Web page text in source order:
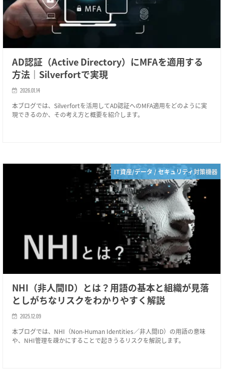
AD認証（Active Directory）にMFAを適用する
方法｜Silverfortで実現
2026.01.14
本ブログでは、Silverfortを活用してAD認証へのMFA適用をどのように実
現できるのか、その考え方と概要を紹介します。
IT資産/データ / セキュリティ対策機器
NHI（非人間ID）とは？用語の基本と組織が見落
としがちなリスクをわかりやすく解説
2025.12.09
本ブログでは、NHI（Non-Human Identities／非人間ID）の用語の意味
や、NHI管理を疎かにすることで起きうるリスクを解説します。